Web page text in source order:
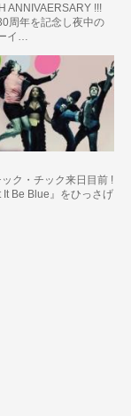
ANNIVAERSARY !!!
周年を記念し夜中の
イ…
ク・チック来日目前 !
It Be Blue』をひっさげ